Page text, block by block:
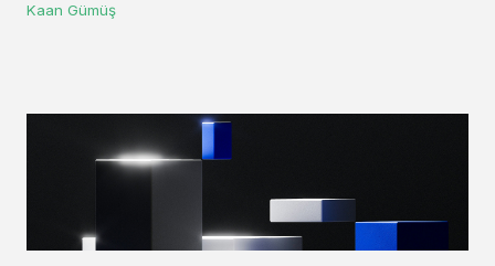
Kaan Gümüş